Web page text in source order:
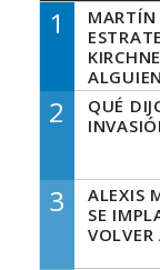
1
MARTÍN
DECIR
TIENE
2
QUÉ
3
ALEXIS
SE